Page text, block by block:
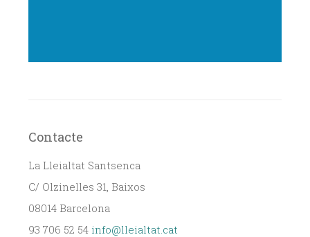
Contacte
La Lleialtat Santsenca
C/ Olzinelles 31, Baixos
08014 Barcelona
93 706 52 54 info@lleialtat.cat